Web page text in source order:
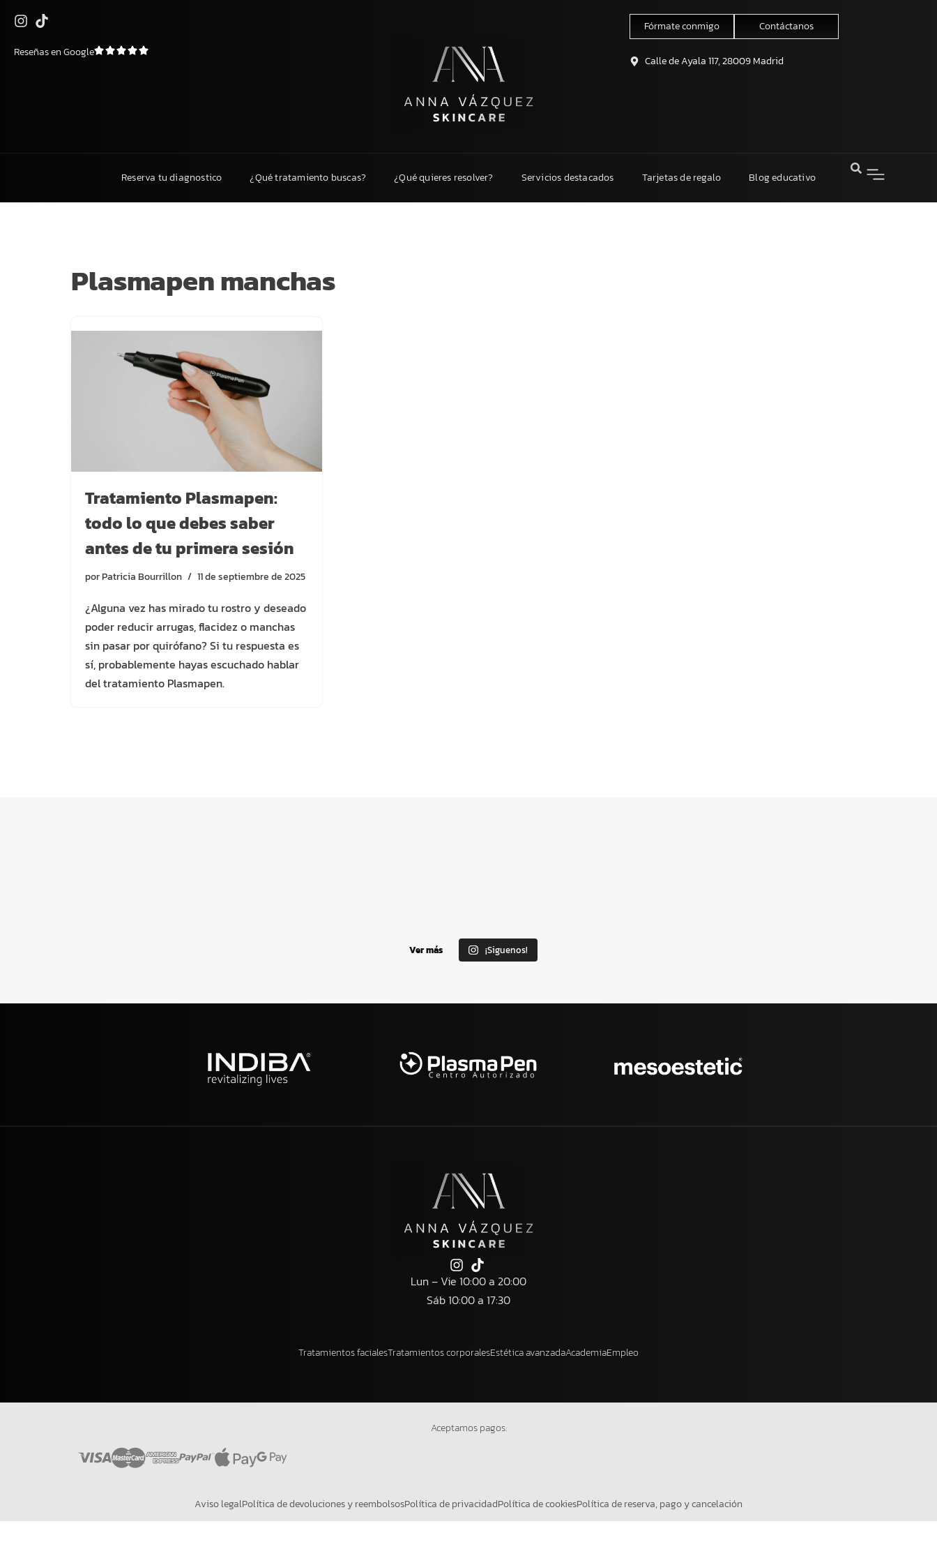
al
Reseñas en Google
Fórmate conmigo Contáctanos
Calle de Ayala 117, 28009 Madrid
Reserva tu diagnostico ¿Qué tratamiento buscas? ¿Qué quieres resolver? Servicios destacados Tarjetas de regalo Blog educativo
Plasmapen manchas
Tratamiento Plasmapen:
todo lo que debes saber
antes de tu primera sesión
porPatricia Bourrillon 11 de septiembre de 2025
¿Alguna vez has mirado tu rostro y deseado
poder reducir arrugas, flacidez o manchas
sin pasar por quirófano? Si tu respuesta es
sí, probablemente hayas escuchado hablar
del tratamiento Plasmapen.
Ver más ¡Siguenos!
Lun – Vie 10:00 a 20:00
Sáb 10:00 a 17:30
Tratamientos facialesTratamientos corporalesEstética avanzadaAcademiaEmpleo
Aceptamos pagos:
Aviso legalPolítica de devoluciones y reembolsosPolítica de privacidadPolítica de cookiesPolítica de reserva, pago y cancelación